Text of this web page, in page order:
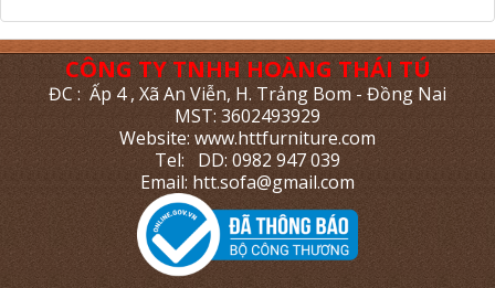
CÔNG TY TNHH HOÀNG THÁI TÚ
ĐC : Ấp 4 , Xã An Viễn, H. Trảng Bom - Đồng Nai
MST: 3602493929
Website: www.httfurniture.com
Tel: DD: 0982 947 039
Email: htt.sofa@gmail.com